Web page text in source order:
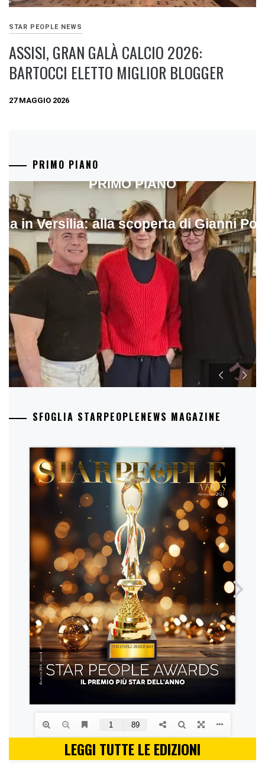
STAR PEOPLE NEWS
ASSISI, GRAN GALÀ CALCIO 2026:
BARTOCCI ELETTO MIGLIOR BLOGGER
27 MAGGIO 2026
PRIMO PIANO
in Versilia: alla scoperta di Gianni
PRIMO PIANO
SFOGLIA STARPEOPLENEWS MAGAZINE
LEGGI TUTTE LE EDIZIONI